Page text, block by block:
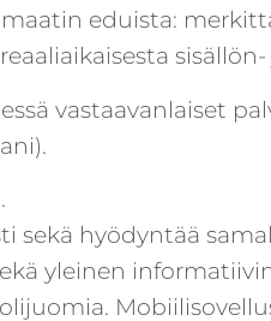
eduista:
vastaavanlaiset
hyödyntää
yleinen